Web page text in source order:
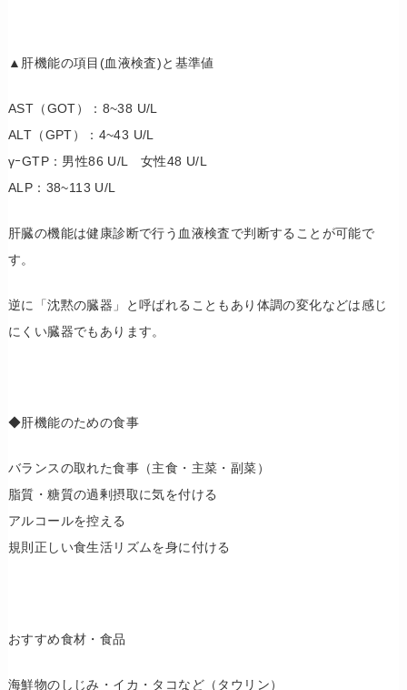
▲肝機能の項目(血液検査)と基準値
AST（GOT）：8~38 U/L
ALT（GPT）：4~43 U/L
γｰGTP：男性86 U/L 女性48 U/L
ALP：38~113 U/L
肝臓の機能は健康診断で行う血液検査で判断することが可能で
す。
逆に「沈黙の臓器」と呼ばれることもあり体調の変化などは感じ
にくい臓器でもあります。
◆肝機能のための食事
バランスの取れた食事（主食・主菜・副菜）
脂質・糖質の過剰摂取に気を付ける
アルコールを控える
規則正しい食生活リズムを身に付ける
おすすめ食材・食品
海鮮物のしじみ・イカ・タコなど（タウリン）